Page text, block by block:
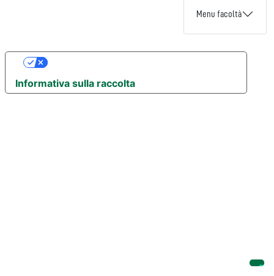
Menu facoltà
Informativa sulla raccolta
Le tue preferenze relative alla privacy